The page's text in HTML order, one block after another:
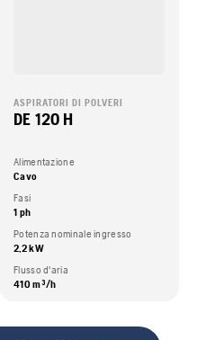
ASPIRATORI DI POLVERI
DE 120 H
Alimentazione
Cavo
Fasi
1 ph
Potenza nominale ingresso
2,2 kW
Flusso d'aria
410 m³/h